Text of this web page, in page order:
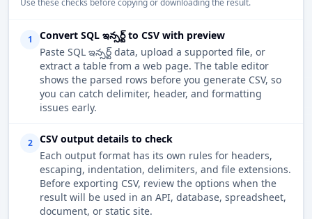
Use these checks before copying or downloading the result.
1
Convert SQL ఇన్సర్ట్ to CSV with preview
Paste SQL ఇన్సర్ట్ data, upload a supported file, or
extract a table from a web page. The table editor
shows the parsed rows before you generate CSV, so
you can catch delimiter, header, and formatting
issues early.
2
CSV output details to check
Each output format has its own rules for headers,
escaping, indentation, delimiters, and file extensions.
Before exporting CSV, review the options when the
result will be used in an API, database, spreadsheet,
document, or static site.